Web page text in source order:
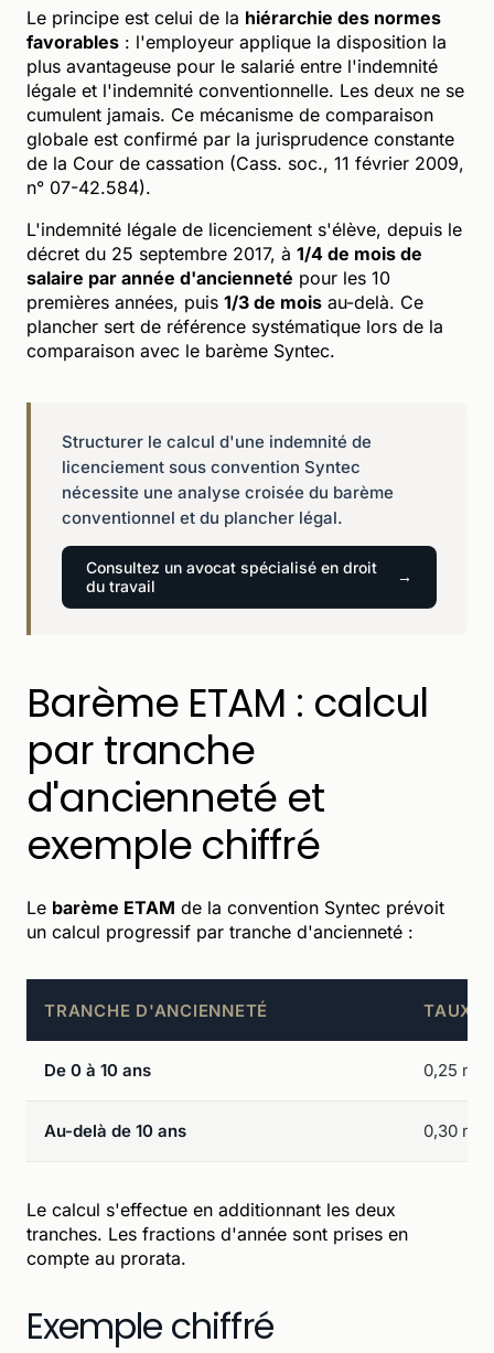
Le principe est celui de la hiérarchie des normes
favorables : l'employeur applique la disposition la
plus avantageuse pour le salarié entre l'indemnité
légale et l'indemnité conventionnelle. Les deux ne se
cumulent jamais. Ce mécanisme de comparaison
globale est confirmé par la jurisprudence constante
de la Cour de cassation (Cass. soc., 11 février 2009,
n° 07-42.584).
L'indemnité légale de licenciement s'élève, depuis le
décret du 25 septembre 2017, à 1/4 de mois de
salaire par année d'ancienneté pour les 10
premières années, puis 1/3 de mois au-delà. Ce
plancher sert de référence systématique lors de la
comparaison avec le barème Syntec.
Structurer le calcul d'une indemnité de
licenciement sous convention Syntec
nécessite une analyse croisée du barème
conventionnel et du plancher légal.
Consultez un avocat spécialisé en droit
du travail
Barème ETAM : calcul
par tranche
d'ancienneté et
exemple chiffré
Le barème ETAM de la convention Syntec prévoit
un calcul progressif par tranche d'ancienneté :
TRANCHE D'ANCIENNETÉ TAUX
De 0 à 10 ans 0,25
Au-delà de 10 ans 0,30
Le calcul s'effectue en additionnant les deux
tranches. Les fractions d'année sont prises en
compte au prorata.
Exemple chiffré